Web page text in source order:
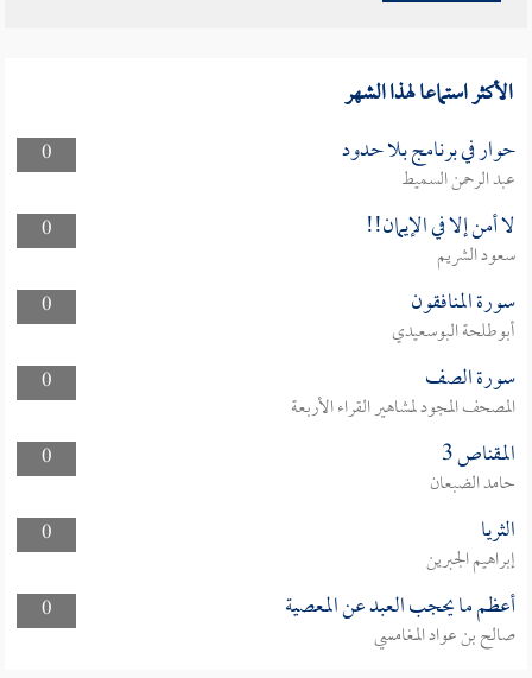
الأكثر استماعا لهذا الشهر
0 حوار في برنامج بلا حدود
عبد الرحمن السميط
0
لا أمن إلا في الإيمان!!
سعود الشريم
0
سورة المنافقون
أبوطلحة البوسعيدي
0
سورة الصف
المصحف المجود لمشاهير القراء الأربعة
0
المقناص 3
حامد الضبعان
0
الثريا
إبراهيم الجبرين
0
أعظم ما يحجب العبد عن المعصية
صالح بن عواد المغامسي